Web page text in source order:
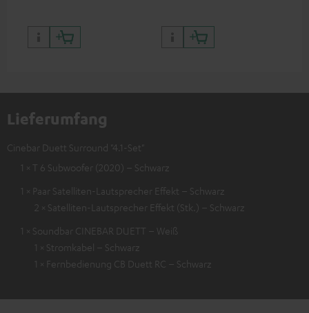
Lieferumfang
Cinebar Duett Surround "4.1-Set"
1 × T 6 Subwoofer (2020) – Schwarz
1 × Paar Satelliten-Lautsprecher Effekt – Schwarz
2 × Satelliten-Lautsprecher Effekt (Stk.) – Schwarz
1 × Soundbar CINEBAR DUETT – Weiß
1 × Stromkabel – Schwarz
1 × Fernbedienung CB Duett RC – Schwarz